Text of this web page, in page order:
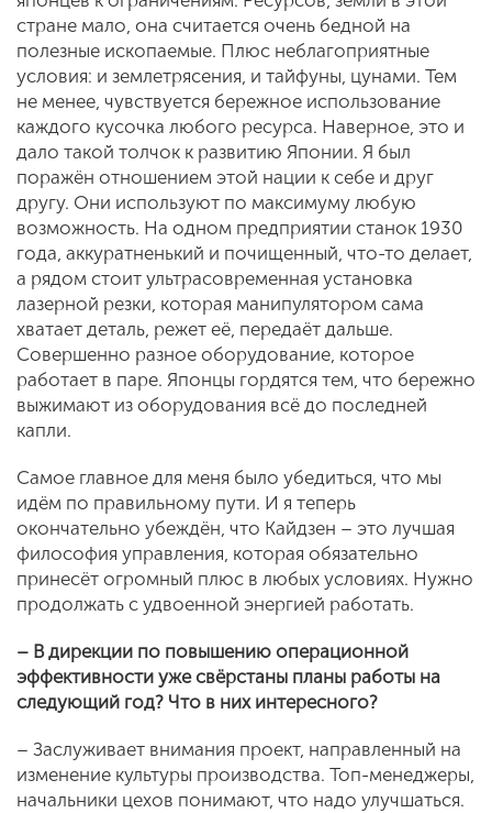
стране мало, она считается очень бедной на
полезные ископаемые. Плюс неблагоприятные
условия: и землетрясения, и тайфуны, цунами. Тем
не менее, чувствуется бережное использование
каждого кусочка любого ресурса. Наверное, это и
дало такой толчок к развитию Японии. Я был
поражён отношением этой нации к себе и друг
другу. Они используют по максимуму любую
возможность. На одном предприятии станок 1930
года, аккуратненький и почищенный, что-то делает,
а рядом стоит ультрасовременная установка
лазерной резки, которая манипулятором сама
хватает деталь, режет её, передаёт дальше.
Совершенно разное оборудование, которое
работает в паре. Японцы гордятся тем, что бережно
выжимают из оборудования всё до последней
капли.
Самое главное для меня было убедиться, что мы
идём по правильному пути. И я теперь
окончательно убеждён, что Кайдзен – это лучшая
философия управления, которая обязательно
принесёт огромный плюс в любых условиях. Нужно
продолжать с удвоенной энергией работать.
– В дирекции по повышению операционной
эффективности уже свёрстаны планы работы на
следующий год? Что в них интересного?
– Заслуживает внимания проект, направленный на
изменение культуры производства. Топ-менеджеры,
начальники цехов понимают, что надо улучшаться.